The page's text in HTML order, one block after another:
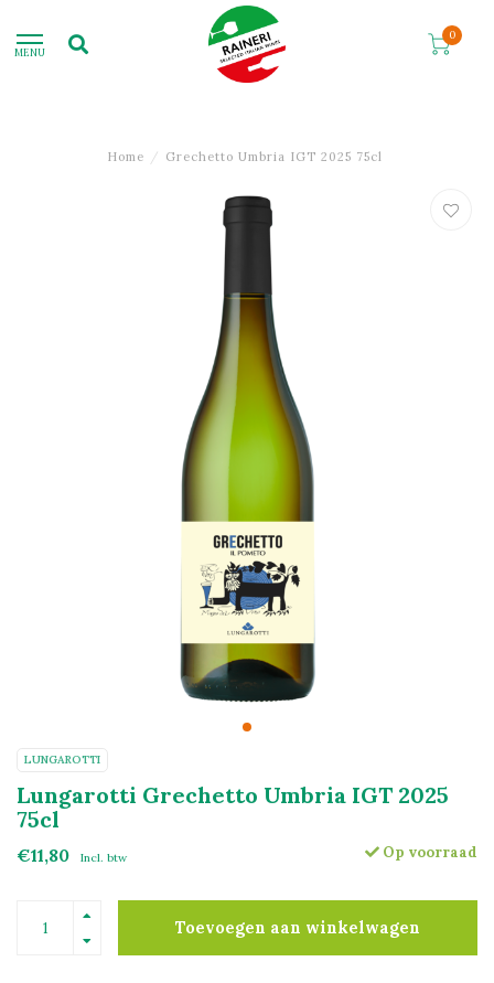
MENU
0
Home / Grechetto Umbria IGT 2025 75cl
LUNGAROTTI
Lungarotti Grechetto Umbria IGT 2025
75cl
€11,80 Incl. btw Op voorraad
Toevoegen aan winkelwagen